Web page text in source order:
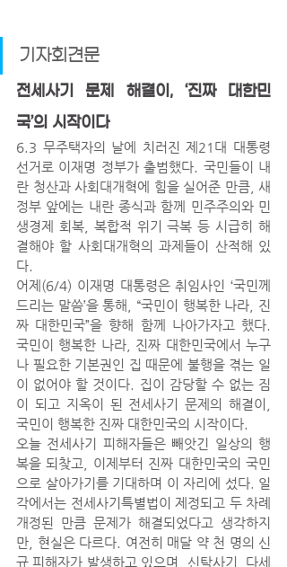
기자회견문
전세사기 문제 해결이, ‘진짜 대한민
국’의 시작이다
6.3 무주택자의 날에 치러진 제21대 대통령
선거로 이재명 정부가 출범했다. 국민들이 내
란 청산과 사회대개혁에 힘을 실어준 만큼, 새
정부 앞에는 내란 종식과 함께 민주주의와 민
생경제 회복, 복합적 위기 극복 등 시급히 해
결해야 할 사회대개혁의 과제들이 산적해 있
다.
어제(6/4) 이재명 대통령은 취임사인 ‘국민께
드리는 말씀’을 통해, “국민이 행복한 나라, 진
짜 대한민국”을 향해 함께 나아가자고 했다.
국민이 행복한 나라, 진짜 대한민국에서 누구
나 필요한 기본권인 집 때문에 불행을 겪는 일
이 없어야 할 것이다. 집이 감당할 수 없는 짐
이 되고 지옥이 된 전세사기 문제의 해결이,
국민이 행복한 진짜 대한민국의 시작이다.
오늘 전세사기 피해자들은 빼앗긴 일상의 행
복을 되찾고, 이제부터 진짜 대한민국의 국민
으로 살아가기를 기대하며 이 자리에 섰다. 일
각에서는 전세사기특별법이 제정되고 두 차례
개정된 만큼 문제가 해결되었다고 생각하지
만, 현실은 다르다. 여전히 매달 약 천 명의 신
규 피해자가 발생하고 있으며, 신탁사기, 다세